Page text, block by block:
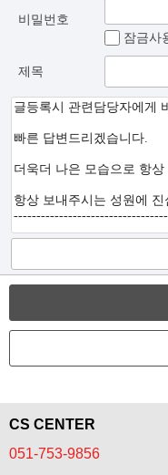
비밀번호
잠금사
제목
CS CENTER
051-753-9856